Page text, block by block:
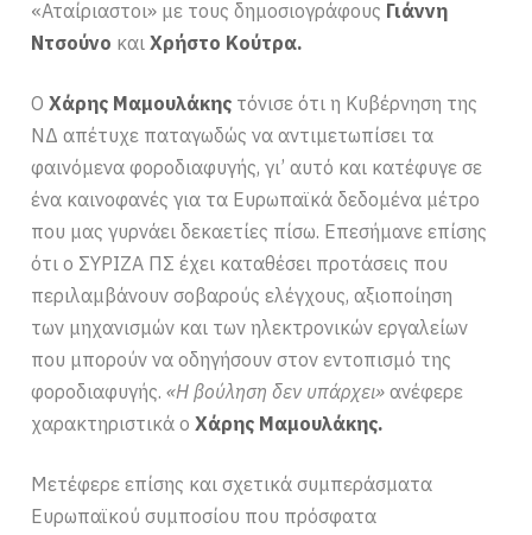
«Αταίριαστοι» με τους δημοσιογράφους Γιάννη
Ντσούνο καιΧρήστο Κούτρα.
ΟΧάρης Μαμουλάκης τόνισε ότι η Κυβέρνηση της
ΝΔ απέτυχε παταγωδώς να αντιμετωπίσει τα
φαινόμενα φοροδιαφυγής, γι’ αυτό και κατέφυγε σε
ένα καινοφανές για τα Ευρωπαϊκά δεδομένα μέτρο
που μας γυρνάει δεκαετίες πίσω. Επεσήμανε επίσης
ότι ο ΣΥΡΙΖΑ ΠΣ έχει καταθέσει προτάσεις που
περιλαμβάνουν σοβαρούς ελέγχους, αξιοποίηση
των μηχανισμών και των ηλεκτρονικών εργαλείων
που μπορούν να οδηγήσουν στον εντοπισμό της
φοροδιαφυγής.«Η βούληση δεν υπάρχει» ανέφερε
χαρακτηριστικά οΧάρης Μαμουλάκης.
Μετέφερε επίσης και σχετικά συμπεράσματα
Ευρωπαϊκού συμποσίου που πρόσφατα